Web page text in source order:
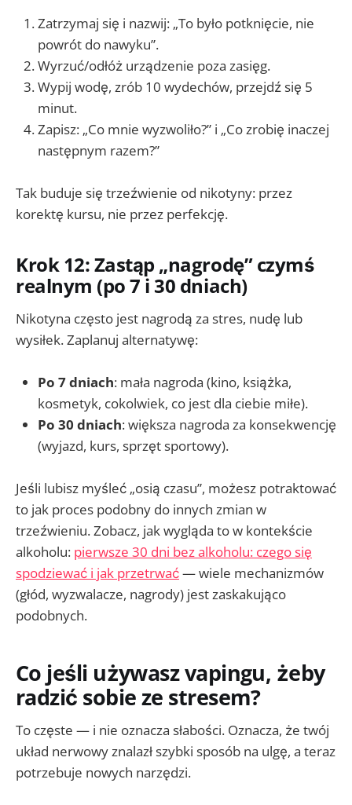
Zatrzymaj się i nazwij: „To było potknięcie, nie
powrót do nawyku”.
Wyrzuć/odłóż urządzenie poza zasięg.
Wypij wodę, zrób 10 wydechów, przejdź się 5
minut.
Zapisz: „Co mnie wyzwoliło?” i „Co zrobię inaczej
następnym razem?”
Tak buduje się trzeźwienie od nikotyny: przez
korektę kursu, nie przez perfekcję.
Krok 12: Zastąp „nagrodę” czymś
realnym (po 7 i 30 dniach)
Nikotyna często jest nagrodą za stres, nudę lub
wysiłek. Zaplanuj alternatywę:
Po 7 dniach: mała nagroda (kino, książka,
kosmetyk, cokolwiek, co jest dla ciebie miłe).
Po 30 dniach: większa nagroda za konsekwencję
(wyjazd, kurs, sprzęt sportowy).
Jeśli lubisz myśleć „osią czasu”, możesz potraktować
to jak proces podobny do innych zmian w
trzeźwieniu. Zobacz, jak wygląda to w kontekście
alkoholu: pierwsze 30 dni bez alkoholu: czego się
spodziewać i jak przetrwać— wiele mechanizmów
(głód, wyzwalacze, nagrody) jest zaskakująco
podobnych.
Co jeśli używasz vapingu, żeby
radzić sobie ze stresem?
To częste — i nie oznacza słabości. Oznacza, że twój
układ nerwowy znalazł szybki sposób na ulgę, a teraz
potrzebuje nowych narzędzi.